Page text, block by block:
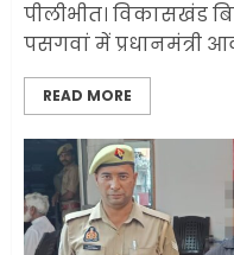
पीलीभीत। विकासखंड
पसगवां में प्रधानमंत्री
READ MORE